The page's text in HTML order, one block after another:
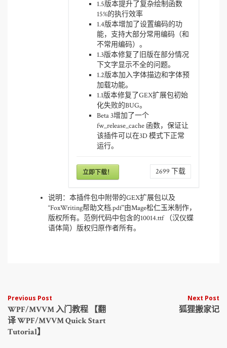
1.5版本提升了复杂绘制函数
15%的执行效率
1.4版本增加了设置编码的功
能，支持大部分常用编码（和
不常用编码）。
1.3版本修复了旧版在部分情况
下文字显示不全的问题。
1.2版本加入字体描边和字体预
加载功能。
1.1版本修复了GEX扩展包初始
化失败的BUG。
Beta 3增加了一个
fw_release_cache 函数，保证让
该插件可以在3D 模式下正常
运行。
立即下载！ 2699 下载
说明：本插件包中附带的GEX扩展包以及
“FoxWriting帮助文档.pdf”由Mage松仁玉米制作，
版权所有。范例代码中包含的10014.ttf （汉仪蝶
语体简）版权归原作者所有。
Post
navigation
Previous Post
WPF/MVVM 入门教程 【翻
译 WPF/MVVM Quick Start
Tutorial】
Next Post
狐狸搬家记